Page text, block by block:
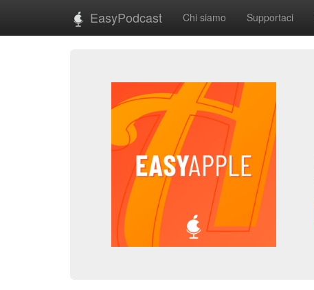
EasyPodcast Chi siamo Supportaci